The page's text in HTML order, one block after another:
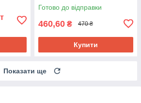
Готово до відправки
460,60 ₴ 470 ₴
Купити
Показати ще